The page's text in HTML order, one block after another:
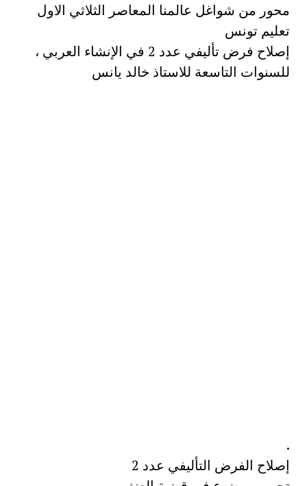
محور من شواغل عالمنا المعاصر الثلاثي الاول
تعليم تونس
إصلاح فرض تأليفي عدد 2 في الإنشاء العربي ،
للسنوات التاسعة للاستاذ خالد يانس
.
إصلاح الفرض التأليفي عدد 2